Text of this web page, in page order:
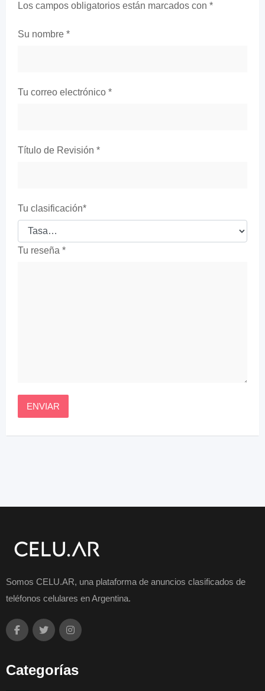
Los campos obligatorios están marcados con *
Su nombre *
Tu correo electrónico *
Título de Revisión *
Tu clasificación*
Tu reseña *
Somos CELU.AR, una plataforma de anuncios clasificados de
teléfonos celulares en Argentina.
Categorías